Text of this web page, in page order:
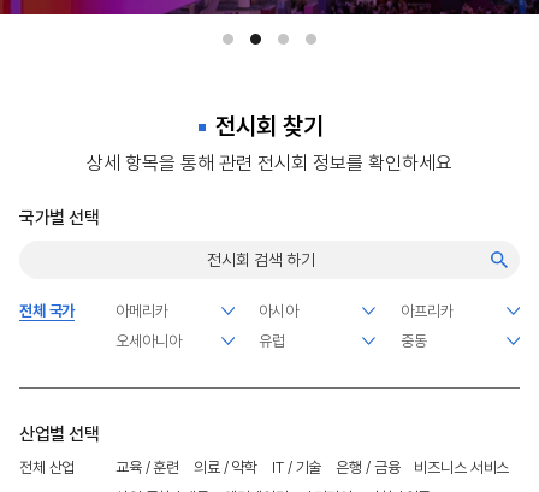
전시회 찾기
상세 항목을 통해 관련 전시회 정보를 확인하세요
국가별 선택
전체 국가
산업별 선택
전체 산업 교육 / 훈련 의료 / 약학 IT / 기술 은행 / 금융
비즈니스 서비스